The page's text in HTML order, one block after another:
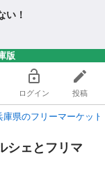
い！
版
ログイン 投稿
庫県のフリーマーケット
シェとフリマ